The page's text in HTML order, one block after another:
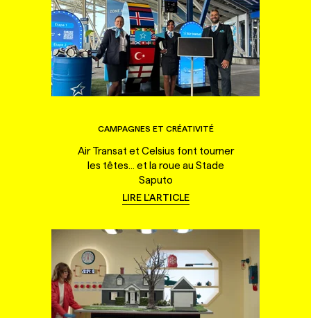
CAMPAGNES ET CRÉATIVITÉ
Air Transat et Celsius font tourner
les têtes... et la roue au Stade
Saputo
LIRE L'ARTICLE